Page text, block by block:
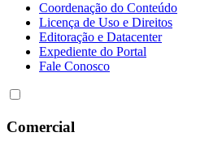
Coordenação do Conteúdo
Licença de Uso e Direitos
Editoração e Datacenter
Expediente do Portal
Fale Conosco
Comercial